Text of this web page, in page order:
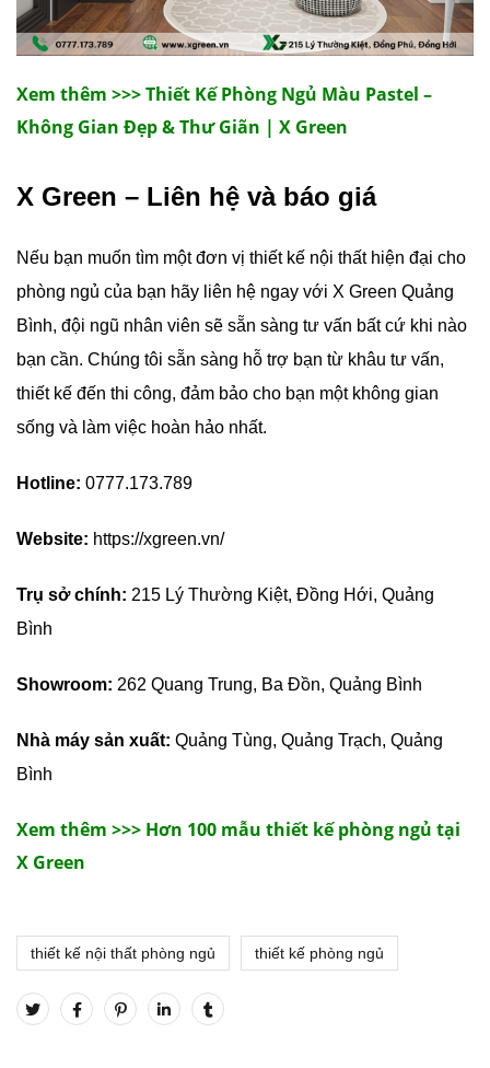
Xem thêm >>> Thiết Kế Phòng Ngủ Màu Pastel –
Không Gian Đẹp & Thư Giãn | X Green
X Green – Liên hệ và báo giá
Nếu bạn muốn tìm một đơn vị thiết kế nội thất hiện đại cho
phòng ngủ của bạn hãy liên hệ ngay với X Green Quảng
Bình, đội ngũ nhân viên sẽ sẵn sàng tư vấn bất cứ khi nào
bạn cần. Chúng tôi sẵn sàng hỗ trợ bạn từ khâu tư vấn,
thiết kế đến thi công, đảm bảo cho bạn một không gian
sống và làm việc hoàn hảo nhất.
Hotline: 0777.173.789
Website: https://xgreen.vn/
Trụ sở chính: 215 Lý Thường Kiệt, Đồng Hới, Quảng
Bình
Showroom: 262 Quang Trung, Ba Đồn, Quảng Bình
Nhà máy sản xuất: Quảng Tùng, Quảng Trạch, Quảng
Bình
Xem thêm >>> Hơn 100 mẫu thiết kế phòng ngủ tại
X Green
thiết kế nội thất phòng ngủ thiết kế phòng ngủ